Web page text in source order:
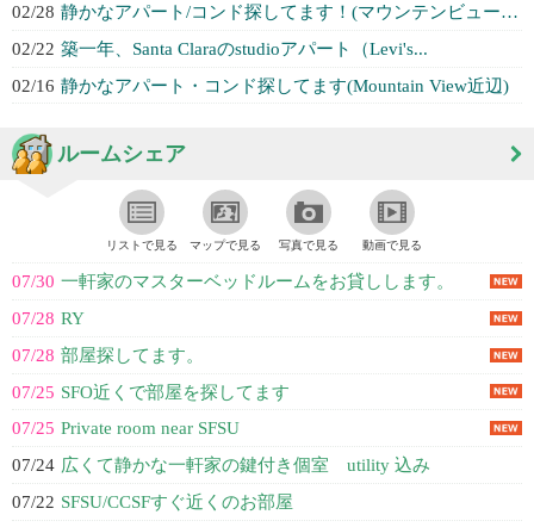
02/28 静かなアパート/コンド探してます！(マウンテンビュー近辺)
02/22 築一年、Santa Claraのstudioアパート（Levi's...
02/16 静かなアパート・コンド探してます(Mountain View近辺)
ルームシェア
リストで見る マップで見る 写真で見る 動画で見る
07/30 一軒家のマスターベッドルームをお貸しします。
07/28 RY
07/28 部屋探してます。
07/25 SFO近くで部屋を探してます
07/25 Private room near SFSU
07/24 広くて静かな一軒家の鍵付き個室 utility 込み
07/22 SFSU/CCSFすぐ近くのお部屋